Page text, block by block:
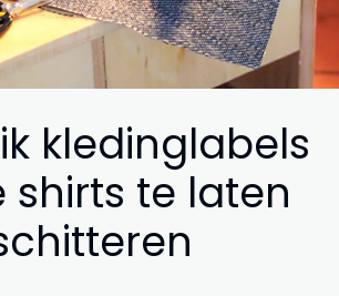
kledinglabels
shirts te laten